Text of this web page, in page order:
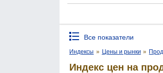
Все показатели
Индексы » Цены и рынки »
Индекс цен на